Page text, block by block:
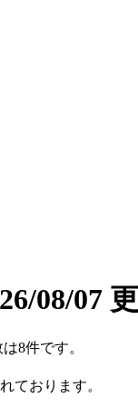
08/07
8件です。
ております。